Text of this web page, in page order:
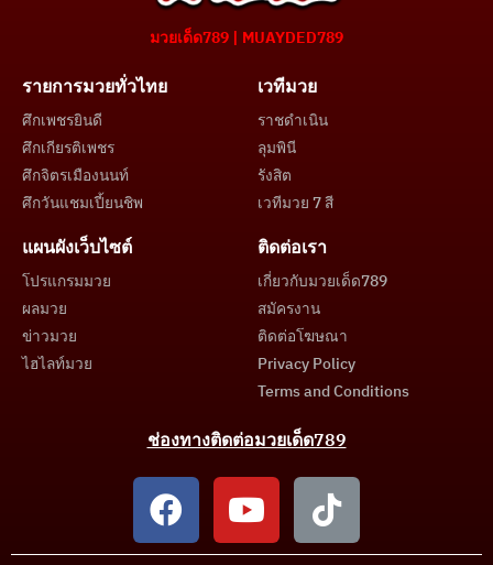
มวยเด็ด789 | MUAYDED789
รายการมวยทั่วไทย
ศึกเพชรยินดี
ศึกเกียรติเพชร
ศึกจิตรเมืองนนท์
ศึกวันแชมเปี้ยนชิพ
เวทีมวย
ราชดำเนิน
ลุมพินี
รังสิต
เวทีมวย 7 สี
แผนผังเว็บไซต์
โปรแกรมมวย
ผลมวย
ข่าวมวย
ไฮไลท์มวย
ติดต่อเรา
เกี่ยวกับมวยเด็ด789
สมัครงาน
ติดต่อโฆษณา
Privacy Policy
Terms and Conditions
ช่องทางติดต่อมวยเด็ด789